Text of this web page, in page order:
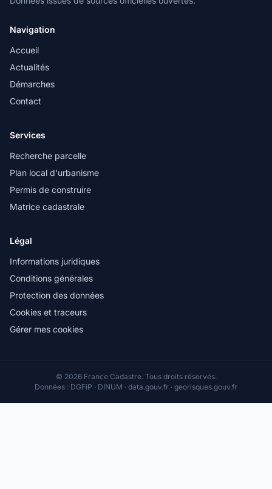
Navigation
Accueil
Actualités
Démarches
Contact
Services
Recherche parcelle
Plan local d'urbanisme
Permis de construire
Matrice cadastrale
Légal
Informations juridiques
Conditions générales
Protection des données
Cookies et traceurs
Gérer mes cookies
© 2026 France Cadastre. Tous droits réservés.
Données : DGFiP · DINUM · data.gouv.fr · georisques.gouv.fr